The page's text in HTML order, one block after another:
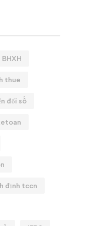
BHXH
thue
đổi số
định tccn